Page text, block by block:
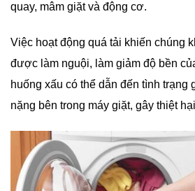
quay, mâm giặt và động cơ.
Việc hoạt động quá tải khiến chúng
được làm nguội, làm giảm độ bền
huống xấu có thể dẫn đến tình trạng
nặng bên trong máy giặt, gây thiệt